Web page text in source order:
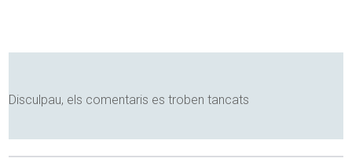
Disculpau, els comentaris es troben tancats